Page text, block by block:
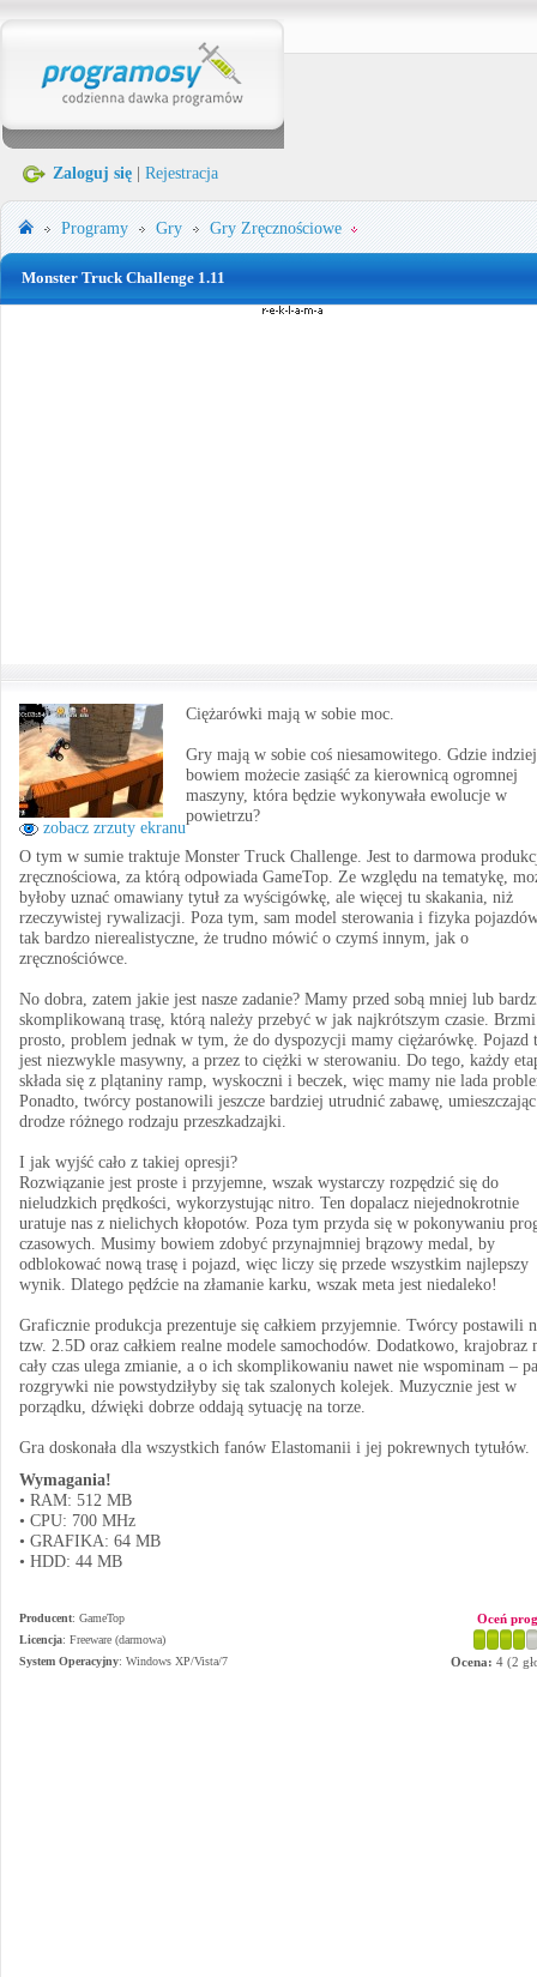
Zaloguj się Rejestracja
Programy Gry Gry Zręcznościowe
Monster Truck Challenge 1.11
zobacz zrzuty ekranu
Ciężarówki mają w sobie moc.
Gry mają w sobie coś niesamowitego. Gdzie indziej
bowiem możecie zasiąść za kierownicą ogromnej
maszyny, która będzie wykonywała ewolucje w
powietrzu?
O tym w sumie traktuje Monster Truck Challenge. Jest to darmowa
zręcznościowa, za którą odpowiada GameTop. Ze względu na tematykę,
byłoby uznać omawiany tytuł za wyścigówkę, ale więcej tu skakania, niż
rzeczywistej rywalizacji. Poza tym, sam model sterowania i fizyka
tak bardzo nierealistyczne, że trudno mówić o czymś innym, jak o
zręcznościówce.
No dobra, zatem jakie jest nasze zadanie? Mamy przed sobą mniej lub
skomplikowaną trasę, którą należy przebyć w jak najkrótszym czasie. Brzmi
prosto, problem jednak w tym, że do dyspozycji mamy ciężarówkę. Pojazd
jest niezwykle masywny, a przez to ciężki w sterowaniu. Do tego, każdy
składa się z plątaniny ramp, wyskoczni i beczek, więc mamy nie lada
Ponadto, twórcy postanowili jeszcze bardziej utrudnić zabawę,
drodze różnego rodzaju przeszkadzajki.
I jak wyjść cało z takiej opresji?
Rozwiązanie jest proste i przyjemne, wszak wystarczy rozpędzić się do
nieludzkich prędkości, wykorzystując nitro. Ten dopalacz niejednokrotnie
uratuje nas z nielichych kłopotów. Poza tym przyda się w pokonywaniu
czasowych. Musimy bowiem zdobyć przynajmniej brązowy medal, by
odblokować nową trasę i pojazd, więc liczy się przede wszystkim najlepszy
wynik. Dlatego pędźcie na złamanie karku, wszak meta jest niedaleko!
Graficznie produkcja prezentuje się całkiem przyjemnie. Twórcy postawili
tzw. 2.5D oraz całkiem realne modele samochodów. Dodatkowo, krajobraz
cały czas ulega zmianie, a o ich skomplikowaniu nawet nie wspominam –
rozgrywki nie powstydziłyby się tak szalonych kolejek. Muzycznie jest w
porządku, dźwięki dobrze oddają sytuację na torze.
Gra doskonała dla wszystkich fanów Elastomanii i jej pokrewnych tytułów.
Wymagania!
• RAM: 512 MB
• CPU: 700 MHz
• GRAFIKA: 64 MB
• HDD: 44 MB
Producent: GameTop
Licencja: Freeware (darmowa)
System Operacyjny: Windows XP/Vista/7
Oceń
Ocena: 4 (2